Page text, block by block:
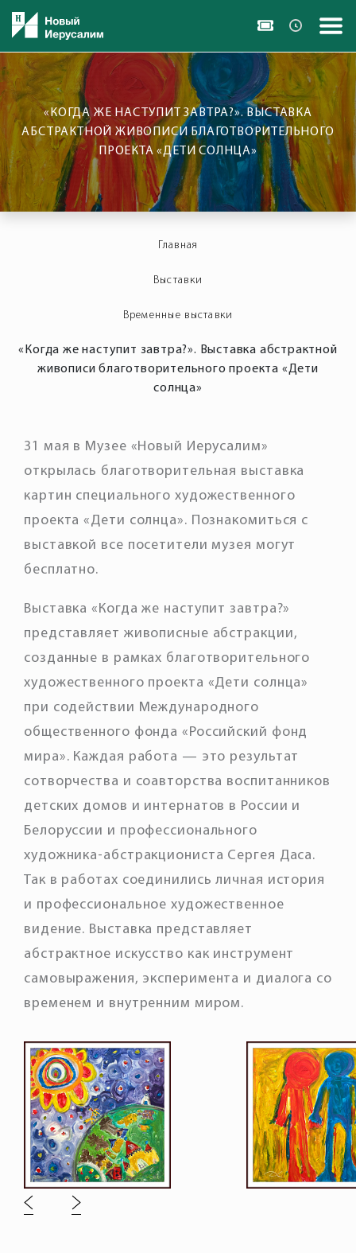
«КОГДА ЖЕ НАСТУПИТ ЗАВТРА?». ВЫСТАВКА
АБСТРАКТНОЙ ЖИВОПИСИ БЛАГОТВОРИТЕЛЬНОГО
ПРОЕКТА «ДЕТИ СОЛНЦА»
Главная
Выставки
Временные выставки
«Когда же наступит завтра?». Выставка абстрактной
живописи благотворительного проекта «Дети
солнца»
31 мая в Музее «Новый Иерусалим»
открылась благотворительная выставка
картин специального художественного
проекта «Дети солнца». Познакомиться с
выставкой все посетители музея могут
бесплатно.
Выставка «Когда же наступит завтра?»
представляет живописные абстракции,
созданные в рамках благотворительного
художественного проекта «Дети солнца»
при содействии Международного
общественного фонда «Российский фонд
мира». Каждая работа — это результат
сотворчества и соавторства воспитанников
детских домов и интернатов в России и
Белоруссии и профессионального
художника-абстракциониста Сергея Даса.
Так в работах соединились личная история
и профессиональное художественное
видение. Выставка представляет
абстрактное искусство как инструмент
самовыражения, эксперимента и диалога со
временем и внутренним миром.